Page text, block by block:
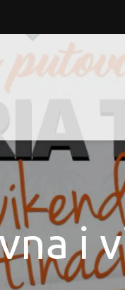
i